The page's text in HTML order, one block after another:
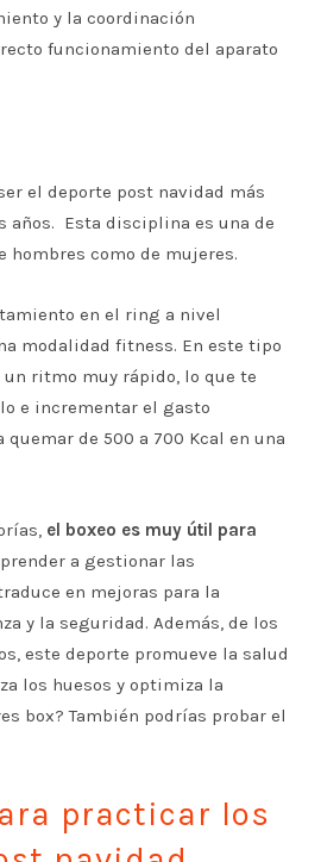
y la coordinación
funcionamiento del aparato
el deporte post navidad más
años. Esta disciplina es una de
hombres como de mujeres.
en el ring a nivel
modalidad fitness. En este tipo
ritmo muy rápido, lo que te
e incrementar el gasto
de 500 a 700 Kcal en una
el boxeo es muy útil para
a gestionar las
en mejoras para la
y la seguridad. Además, de los
este deporte promueve la salud
los huesos y optimiza la
box? También podrías probar el
practicar los